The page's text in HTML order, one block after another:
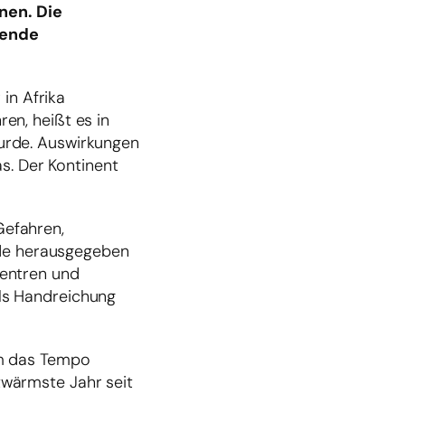
Die
in Afrika
heißt es in
Auswirkungen
Der Kontinent
herausgegeben
und
Handreichung
das Tempo
Jahr seit